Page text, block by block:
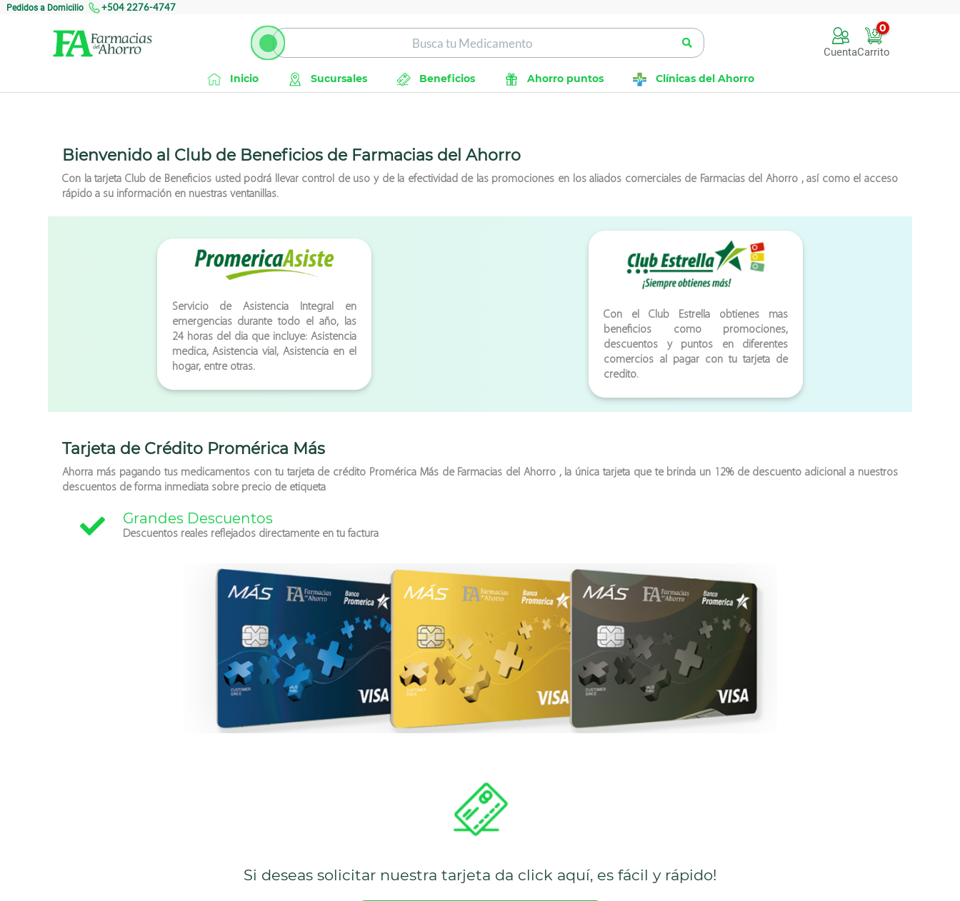
Pedidos a Domicilio +504 2276-4747
Cuenta
0
Carrito
Inicio Sucursales Beneficios Ahorro puntos Clínicas del Ahorro
Bienvenido al Club de Beneficios de Farmacias del Ahorro
Con la tarjeta Club de Beneficios usted podrá llevar control de uso y de la efectividad de las promociones en los aliados comerciales de Farmacias del Ahorro , así como el acceso
rápido a su información en nuestras ventanillas.
Servicio de Asistencia Integral en
emergencias durante todo el año, las
24 horas del dia que incluye: Asistencia
medica, Asistencia vial, Asistencia en el
hogar, entre otras.
Con el Club Estrella obtienes mas
beneficios como promociones,
descuentos y puntos en diferentes
comercios al pagar con tu tarjeta de
credito.
Tarjeta de Crédito Promérica Más
Ahorra más pagando tus medicamentos con tu tarjeta de crédito Promérica Más de Farmacias del Ahorro , la única tarjeta que te brinda un 12% de descuento adicional a nuestros
descuentos de forma inmediata sobre precio de etiqueta
Grandes Descuentos
Descuentos reales reflejados directamente en tu factura
Si deseas solicitar nuestra tarjeta da click aquí, es fácil y rápido!